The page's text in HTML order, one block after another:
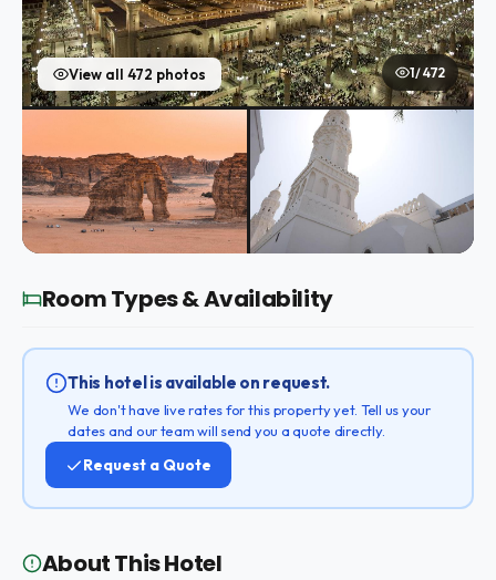
View all 472 photos 1 / 472
Room Types & Availability
This hotel is available on request.
We don't have live rates for this property yet. Tell us your
dates and our team will send you a quote directly.
Request a Quote
About This Hotel